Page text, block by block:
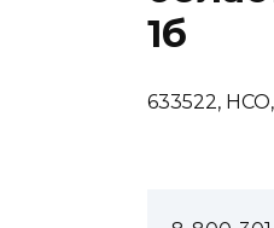
1б
633522,